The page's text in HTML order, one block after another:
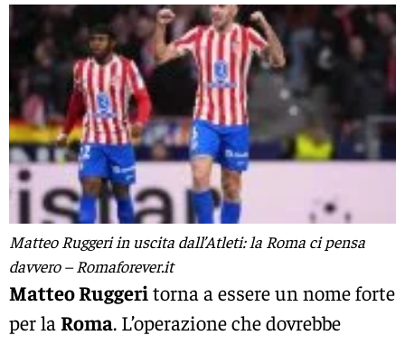
Matteo Ruggeri in uscita dall’Atleti: la Roma ci pensa
davvero – Romaforever.it
Matteo Ruggeritorna a essere un nome forte
per la Roma. L’operazione che dovrebbe